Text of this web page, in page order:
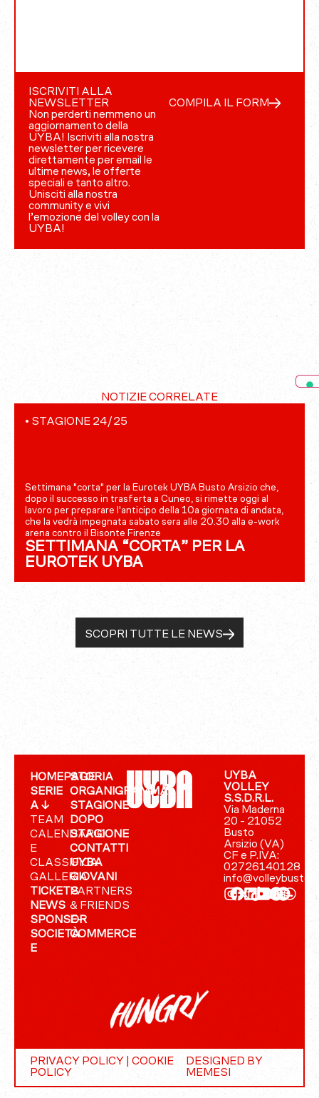
ISCRIVITI ALLA
NEWSLETTER
Non perderti nemmeno un
aggiornamento della
UYBA! Iscriviti alla nostra
newsletter per ricevere
direttamente per email le
ultime news, le offerte
speciali e tanto altro.
Unisciti alla nostra
community e vivi
l’emozione del volley con la
UYBA!
COMPILA IL FORM
NOTIZIE CORRELATE
• STAGIONE 24/25
Settimana "corta" per la Eurotek UYBA Busto Arsizio che,
dopo il successo in trasferta a Cuneo, si rimette oggi al
lavoro per preparare l'anticipo della 10a giornata di andata,
che la vedrà impegnata sabato sera alle 20.30 alla e-work
arena contro il Bisonte Firenze
SETTIMANA “CORTA” PER LA
EUROTEK UYBA
SCOPRI TUTTE LE NEWS
HOMEPAGE
SERIE
A ↓
TEAM
CALENDARIO
E
CLASSIFICA
GALLERIA
TICKETS
NEWS
SPONSOR
SOCIETÀ
E
STORIA
ORGANIGRAMMA
STAGIONE
DOPO
STAGIONE
CONTATTI
UYBA
GIOVANI
PARTNERS
& FRIENDS
E-
COMMERCE
UYBA
VOLLEY
S.S.D.R.L.
Via Maderna
20 - 21052
Busto
Arsizio (VA)
CF e P.IVA:
02726140128
PRIVACY POLICY
COOKIE
POLICY
DESIGNED BY
MEMESI